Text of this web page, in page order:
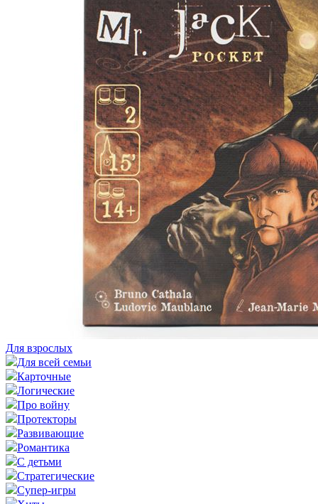
Для взрослых
Для всей семьи
Карточные
Логические
Про войну
Протекторы
Развивающие
Романтика
С детьми
Стратегические
Супер-игры